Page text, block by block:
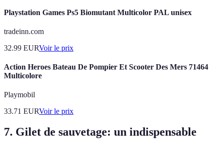
Playstation Games Ps5 Biomutant Multicolor PAL unisex
tradeinn.com
32.99 EURVoir le prix
Action Heroes Bateau De Pompier Et Scooter Des Mers 71464
Multicolore
Playmobil
33.71 EURVoir le prix
7. Gilet de sauvetage: un indispensable